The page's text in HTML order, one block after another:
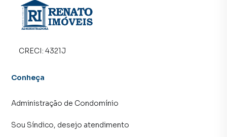
imóvel mais rápido. Contamos também com um time de
programadores, corretores treinados e uma central de
atendimento preparada para atender proprietários e
CRECI: 4321J
Conheça
Administração de Condomínio
Sou Síndico, desejo atendimento